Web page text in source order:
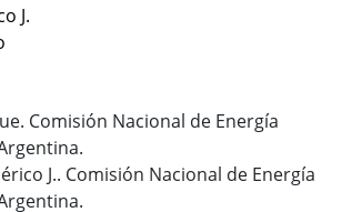
J.
Comisión Nacional de Energía
J.. Comisión Nacional de Energía